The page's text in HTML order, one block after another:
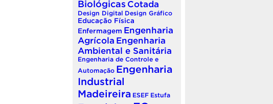
Biológicas Cotada
Design Digital Design Gráfico
Educação Física
Enfermagem Engenharia
Agrícola Engenharia
Ambiental e Sanitária
Engenharia de Controle e
Automação Engenharia
Industrial
Madeireira ESEF Estufa